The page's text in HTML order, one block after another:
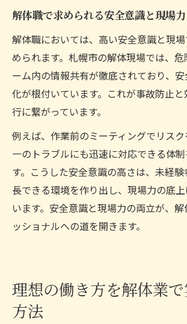
解体職で求められる安全意識と現場力
解体職においては、高い安全意識と現
められます。札幌市の解体現場では、
ーム内の情報共有が徹底されており、
化が根付いています。これが事故防止
行に繋がっています。
例えば、作業前のミーティングでリス
一のトラブルにも迅速に対応できる体
す。こうした安全意識の高さは、未経
長できる環境を作り出し、現場力の底
います。安全意識と現場力の両立が、
ッショナルへの道を開きます。
理想の働き方を解体業
方法